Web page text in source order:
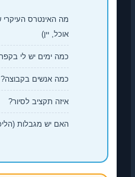
מה האינטרס העיקרי שלי?
כמה ימים יש לי בקפריסין?
כמה אנשים בקבוצה?
איזה תקציב לסיור?
האם יש מגבלות (הליכה,